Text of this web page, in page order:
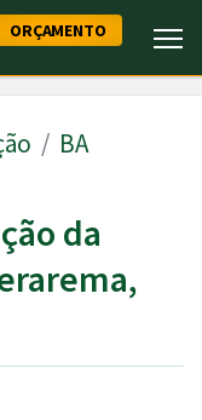
ORÇAMENTO
BA
da